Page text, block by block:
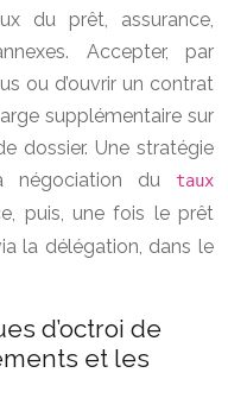
du prêt, assurance,
Accepter, par
ou d’ouvrir un contrat
supplémentaire sur
dossier. Une stratégie
négociation du
taux
puis, une fois le prêt
la délégation, dans le
d’octroi de
et les